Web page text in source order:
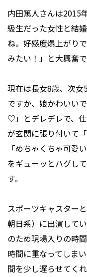
内田篤人さんは2015
級生だった女性と結
ね。好感度爆上がり
みたい！」と大興奮で
現在は長女8歳、次女
ですか、娘かわいい
♡」とデレデレで、
が玄関に張り付いて
「めちゃくちゃ可愛
をギューッとハグし
す。
スポーツキャスター
朝日系）に出演して
のため現場入りの時
時間に重なってしま
間を少し遅らせてく